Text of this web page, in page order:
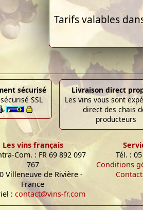
Tarifs valables
sécurisé
SSL
Livraison direct
Les vins vous sont
direct des chais
producteurs
Les vins français
Com. : FR 69 892 097
767
Villeneuve de Rivière -
France
: contact@vins-fr.com
Tél. :
Conditions
Contact